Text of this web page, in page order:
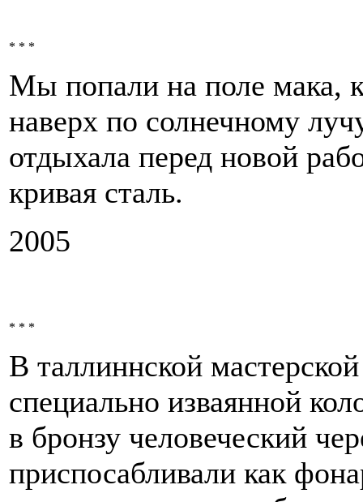
* * *
Мы попали на поле мака,
наверх по солнечному
отдыхала перед новой
кривая сталь.
2005
* * *
В таллиннской
специально изваянной
в бронзу человеческий
приспосабливали как